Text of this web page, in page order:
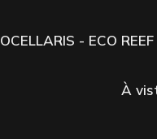
OCELLARIS - ECO REEF
À